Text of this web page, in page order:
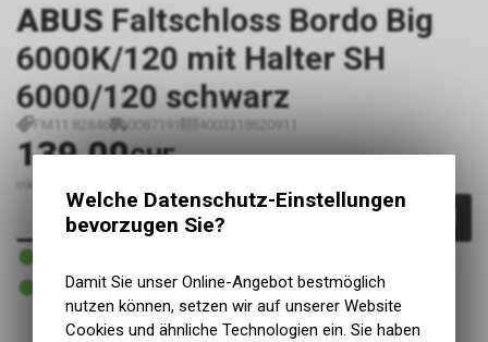
ABUS Faltschloss Bordo Big
6000K/120 mit Halter SH
6000/120 schwarz
FM11.82846 0087191 4003318620911
139.00CHF
inkl. MwSt., zzgl.
In den Warenkorb
1 - 2 Tage ab Lager Lieferant
Abholung Lüscher Motor- & Bike World
Welche Datenschutz-Einstellungen
bevorzugen Sie?
Damit Sie unser Online-Angebot bestmöglich
nutzen können, setzen wir auf unserer Website
Cookies und ähnliche Technologien ein. Sie haben